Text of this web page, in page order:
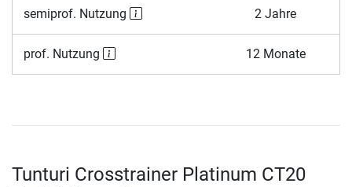
semiprof. Nutzung 2 Jahre
prof. Nutzung 12 Monate
Tunturi Crosstrainer Platinum CT20